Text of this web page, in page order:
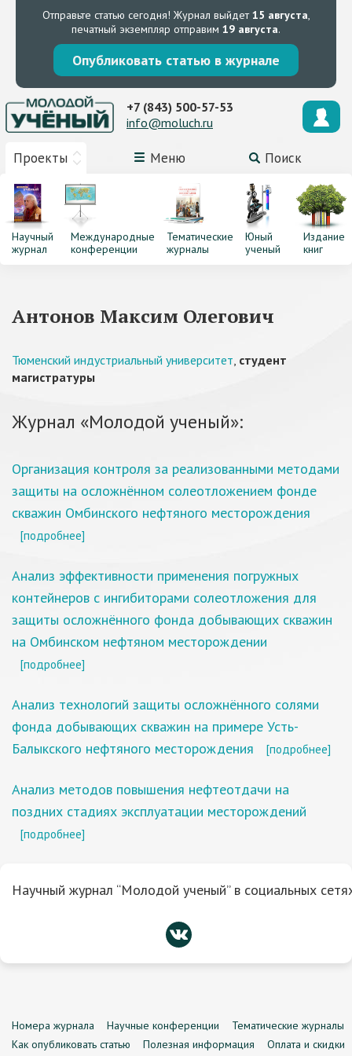
Отправьте статью сегодня! Журнал выйдет15 августа,
печатный экземпляр отправим 19 августа.
Опубликовать статью в журнале
Проекты Меню Поиск
+7 (843) 500-57-53
info@moluch.ru
Научный
журнал
Международные
конференции
Тематические
журналы
Юный
ученый
Издание
книг
Антонов Максим Олегович
Тюменский индустриальный университет, студент
магистратуры
Журнал «Молодой ученый»:
Организация контроля за реализованными методами
защиты на осложнённом солеотложением фонде
скважин Омбинского нефтяного месторождения
[подробнее]
Анализ эффективности применения погружных
контейнеров с ингибиторами солеотложения для
защиты осложнённого фонда добывающих скважин
на Омбинском нефтяном месторождении
[подробнее]
Анализ технологий защиты осложнённого солями
фонда добывающих скважин на примере Усть-
Балыкского нефтяного месторождения
[подробнее]
Анализ методов повышения нефтеотдачи на
поздних стадиях эксплуатации месторождений
[подробнее]
Научный журнал “Молодой ученый” в социальных
Номера журнала Научные конференции
Тематические журналы
Как опубликовать статью
Полезная информация Оплата и скидки